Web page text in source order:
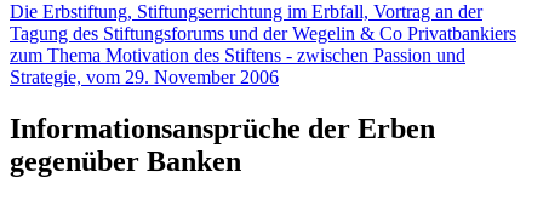
Die Erbstiftung, Stiftungserrichtung im Erbfall, Vortrag an der
Tagung des Stiftungsforums und der Wegelin & Co Privatbankiers
zum Thema Motivation des Stiftens - zwischen Passion und
Strategie, vom 29. November 2006
Informationsansprüche der Erben
gegenüber Banken